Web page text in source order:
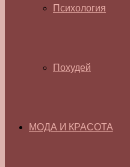
Психология
Похудей
МОДА И КРАСОТА